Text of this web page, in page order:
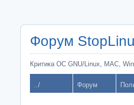
Форум
Критика ОС GNU/Linux, MAC,
../ Форум